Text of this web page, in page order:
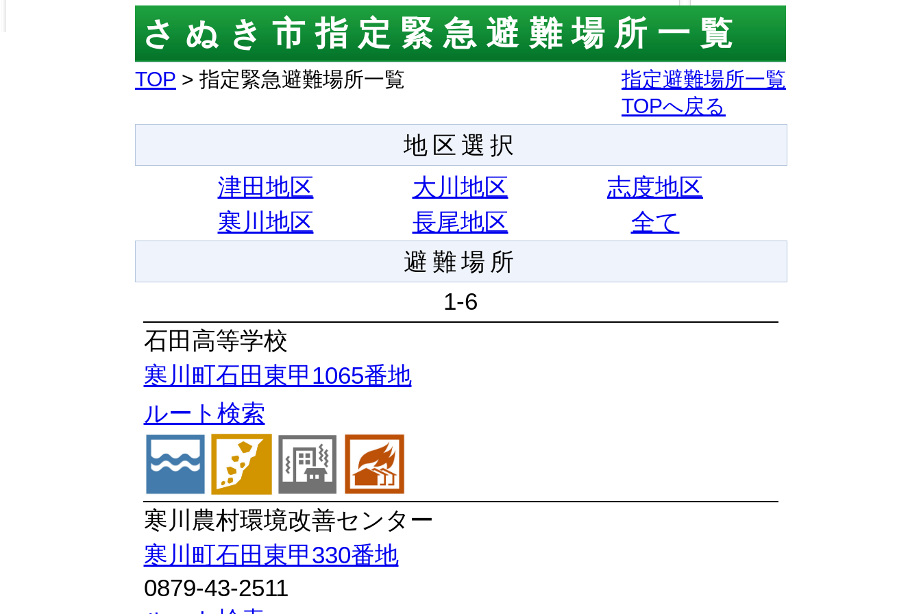
さぬき市指定緊急避難場所一覧
指定避難場所一覧
TOPへ戻る
TOP > 指定緊急避難場所一覧
地区選択
津田地区
大川地区
志度地区
寒川地区
長尾地区
全て
避難場所
1-6
石田高等学校
寒川町石田東甲1065番地
ルート検索
寒川農村環境改善センター
寒川町石田東甲330番地
0879-43-2511